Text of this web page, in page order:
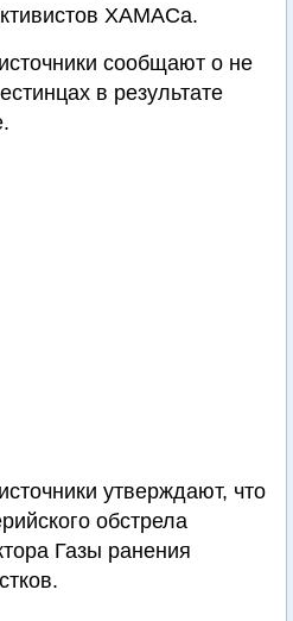
ХАМАСа.
сообщают о не
в результате
утверждают, что
обстрела
Газы ранения